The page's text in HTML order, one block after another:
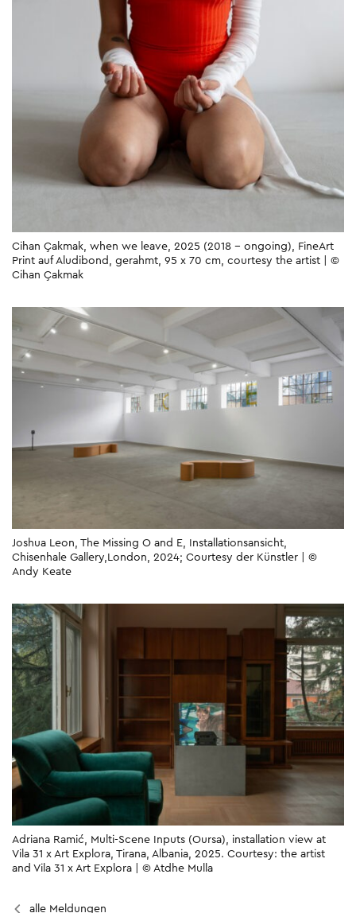
Cihan Çakmak, when we leave, 2025 (2018 − ongoing), FineArt
Print auf Aludibond, gerahmt, 95 x 70 cm, courtesy the artist | ©
Cihan Çakmak
Joshua Leon, The Missing O and E, Installationsansicht,
Chisenhale Gallery,London, 2024; Courtesy der Künstler | ©
Andy Keate
Adriana Ramić, Multi-Scene Inputs (Oursa), installation view at
Vila 31 x Art Explora, Tirana, Albania, 2025. Courtesy: the artist
and Vila 31 x Art Explora | © Atdhe Mulla
alle Meldungen